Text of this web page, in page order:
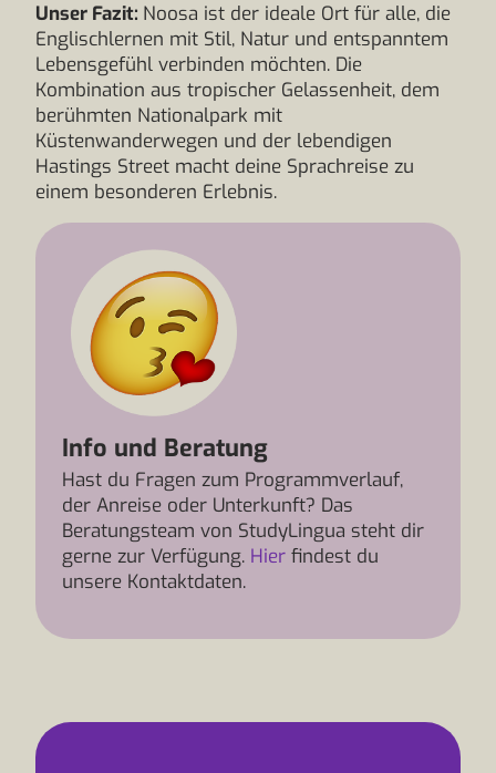
Unser Fazit: Noosa ist der ideale Ort für alle, die
Englischlernen mit Stil, Natur und entspanntem
Lebensgefühl verbinden möchten. Die
Kombination aus tropischer Gelassenheit, dem
berühmten Nationalpark mit
Küstenwanderwegen und der lebendigen
Hastings Street macht deine Sprachreise zu
einem besonderen Erlebnis.
Info und Beratung
Hast du Fragen zum Programmverlauf,
der Anreise oder Unterkunft? Das
Beratungsteam von StudyLingua steht dir
gerne zur Verfügung. Hier findest du
unsere Kontaktdaten.